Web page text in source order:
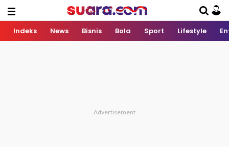
Indeks News Bisnis Bola Sport Lifestyle